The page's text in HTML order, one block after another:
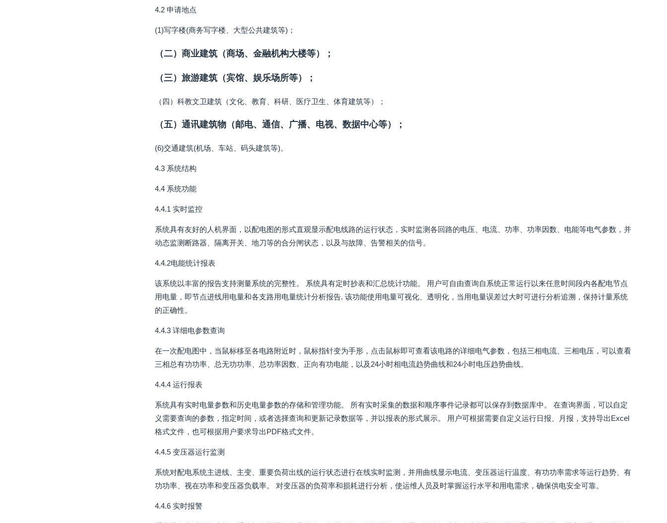
4.2 申请地点
(1)写字楼(商务写字楼、大型公共建筑等)；
（二）商业建筑（商场、金融机构大楼等）；
（三）旅游建筑（宾馆、娱乐场所等）；
（四）科教文卫建筑（文化、教育、科研、医疗卫生、体育建筑等）；
（五）通讯建筑物（邮电、通信、广播、电视、数据中心等）；
(6)交通建筑(机场、车站、码头建筑等)。
4.3 系统结构
4.4 系统功能
4.4.1 实时监控
系统具有友好的人机界面，以配电图的形式直观显示配电线路的运行状态，实时监测各回路的电压、电流、功率、功率因数、电能等电气参数，并
动态监测断路器、隔离开关、地刀等的合分闸状态，以及与故障、告警相关的信号。
4.4.2电能统计报表
该系统以丰富的报告支持测量系统的完整性。 系统具有定时抄表和汇总统计功能。 用户可自由查询自系统正常运行以来任意时间段内各配电节点
用电量，即节点进线用电量和各支路用电量统计分析报告. 该功能使用电量可视化、透明化，当用电量误差过大时可进行分析追溯，保持计量系统
的正确性。
4.4.3 详细电参数查询
在一次配电图中，当鼠标移至各电路附近时，鼠标指针变为手形，点击鼠标即可查看该电路的详细电气参数，包括三相电流、三相电压，可以查看
三相总有功功率、总无功功率、总功率因数、正向有功电能，以及24小时相电流趋势曲线和24小时电压趋势曲线。
4.4.4 运行报表
系统具有实时电量参数和历史电量参数的存储和管理功能。 所有实时采集的数据和顺序事件记录都可以保存到数据库中。 在查询界面，可以自定
义需要查询的参数，指定时间，或者选择查询和更新记录数据等，并以报表的形式展示。 用户可根据需要自定义运行日报、月报，支持导出Excel
格式文件，也可根据用户要求导出PDF格式文件。
4.4.5 变压器运行监测
系统对配电系统主进线、主变、重要负荷出线的运行状态进行在线实时监测，并用曲线显示电流、变压器运行温度、有功功率需求等运行趋势、有
功功率、视在功率和变压器负载率。 对变压器的负荷率和损耗进行分析，使运维人员及时掌握运行水平和用电需求，确保供电安全可靠。
4.4.6 实时报警